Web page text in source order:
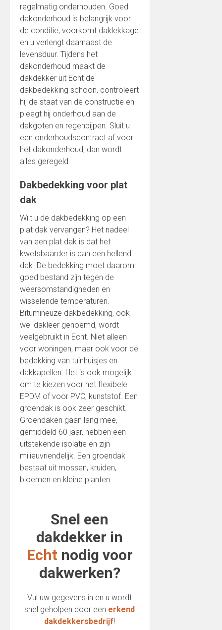
regelmatig onderhouden. Goed
dakonderhoud is belangrijk voor
de conditie, voorkomt daklekkage
en u verlengt daarnaast de
levensduur. Tijdens het
dakonderhoud maakt de
dakdekker uit Echt de
dakbedekking schoon, controleert
hij de staat van de constructie en
pleegt hij onderhoud aan de
dakgoten en regenpijpen. Sluit u
een onderhoudscontract af voor
het dakonderhoud, dan wordt
alles geregeld.
Dakbedekking voor plat
dak
Wilt u de dakbedekking op een
plat dak vervangen? Het nadeel
van een plat dak is dat het
kwetsbaarder is dan een hellend
dak. De bedekking moet daarom
goed bestand zijn tegen de
weersomstandigheden en
wisselende temperaturen.
Bitumineuze dakbedekking, ook
wel dakleer genoemd, wordt
veelgebruikt in Echt. Niet alleen
voor woningen, maar ook voor de
bedekking van tuinhuisjes en
dakkapellen. Het is ook mogelijk
om te kiezen voor het flexibele
EPDM of voor PVC, kunststof. Een
groendak is ook zeer geschikt.
Groendaken gaan lang mee,
gemiddeld 60 jaar, hebben een
uitstekende isolatie en zijn
milieuvriendelijk. Een groendak
bestaat uit mossen, kruiden,
bloemen en kleine planten.
Snel een
dakdekker in
Echtnodig voor
dakwerken?
Vul uw gegevens in en u wordt
snel geholpen door een erkend
dakdekkersbedrijf!